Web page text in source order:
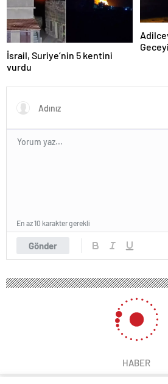
İsrail, Suriye’nin 5 kentini
vurdu
Gönder
En az 10 karakter gerekli
HABER